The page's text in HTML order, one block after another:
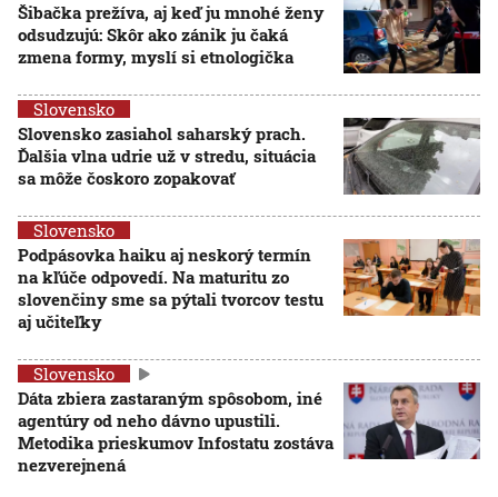
Šibačka prežíva, aj keď ju mnohé ženy
odsudzujú: Skôr ako zánik ju čaká
zmena formy, myslí si etnologička
Slovensko
Slovensko zasiahol saharský prach.
Ďalšia vlna udrie už v stredu, situácia
sa môže čoskoro zopakovať
Slovensko
Podpásovka haiku aj neskorý termín
na kľúče odpovedí. Na maturitu zo
slovenčiny sme sa pýtali tvorcov testu
aj učiteľky
Slovensko
Dáta zbiera zastaraným spôsobom, iné
agentúry od neho dávno upustili.
Metodika prieskumov Infostatu zostáva
nezverejnená